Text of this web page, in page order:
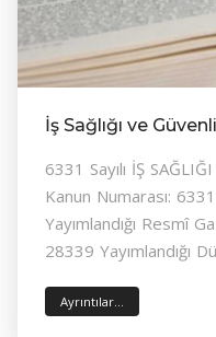
İş Sağlığı ve
6331 Sayılı İŞ
Kanun Numarası:
Yayımlandığı Resmî
28339 Yayımlandığı
Ayrıntılar...